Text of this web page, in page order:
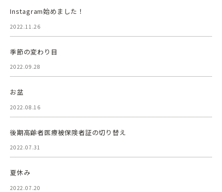
Instagram始めました！
2022.11.26
季節の変わり目
2022.09.28
お盆
2022.08.16
後期高齢者医療被保険者証の切り替え
2022.07.31
夏休み
2022.07.20